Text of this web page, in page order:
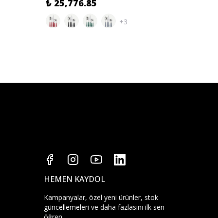
₺ 25,776.85
+3
HEMEN KAYDOL
Kampanyalar, özel yeni ürünler, stok
güncellemeleri ve daha fazlasını ilk sen